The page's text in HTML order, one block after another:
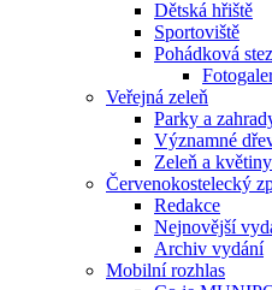
Dětská hřiště
Sportoviště
Pohádková
Veřejná zeleň
Parky a
Významné
Zeleň a
Červenokostelecký
Redakce
Nejnovější
Archiv vydání
Mobilní rozhlas